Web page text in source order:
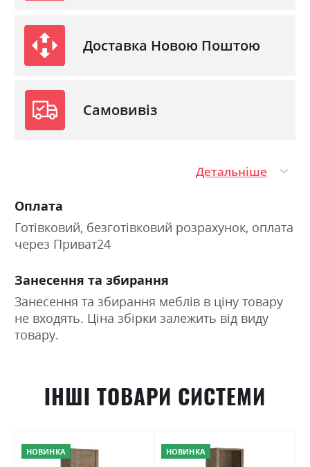
Доставка Новою Поштою
Самовивіз
Детальніше
Оплата
Готівковий, безготівковий розрахунок, оплата
через Приват24
Занесення та збирання
Занесення та збирання меблів в ціну товару
не входять. Ціна збірки залежить від виду
товару.
ІНШІ ТОВАРИ СИСТЕМИ
НОВИНКА НОВИНКА